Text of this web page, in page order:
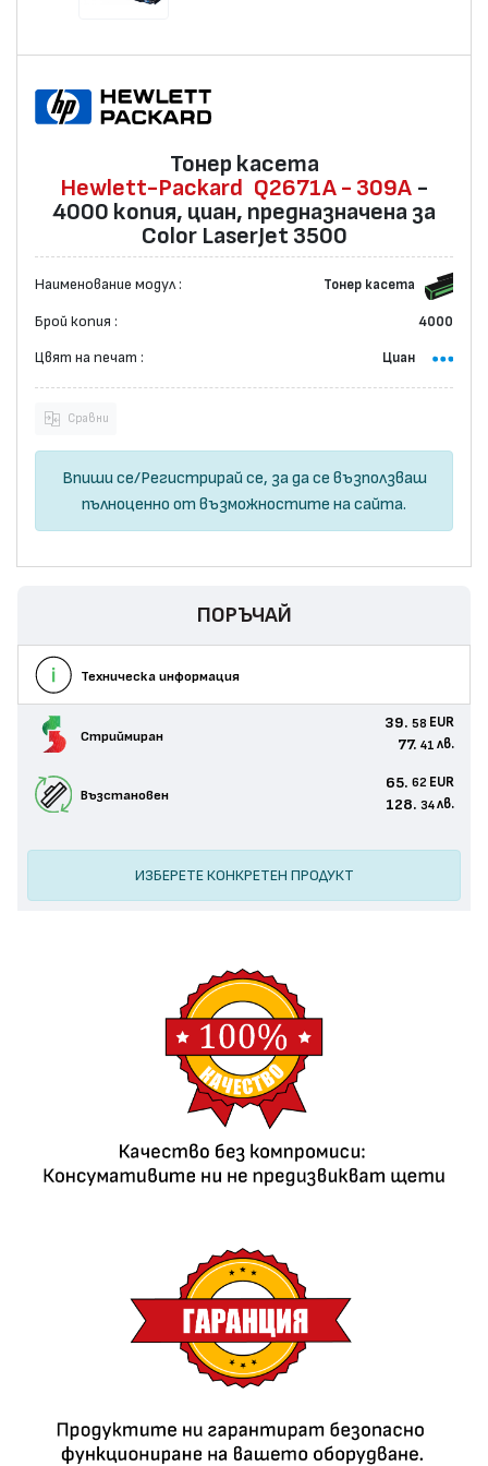
Тонер касета
Hewlett-Packard
Q2671A - 309A -
4000 копия, циан, предназначена за
Color LaserJet 3500
Наименование модул : Тонер касета
Брой копия : 4000
Цвят на печат : Циан
Сравни
Впиши се/Регистрирай се, за да се възползваш
пълноценно от възможностите на сайта.
ПОРЪЧАЙ
Техническа информация
Стриймиран
39. 58 EUR
77. 41 лв.
Възстановен
65. 62 EUR
128. 34 лв.
ИЗБЕРЕТЕ КОНКРЕТЕН ПРОДУКТ